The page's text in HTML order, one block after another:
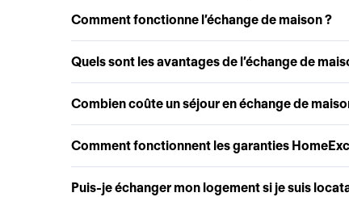
Comment fonctionne l’échange de maison ?
Quels sont les avantages de l’échange de
Combien coûte un séjour en échange de
Comment fonctionnent les garanties
Puis-je échanger mon logement si je suis